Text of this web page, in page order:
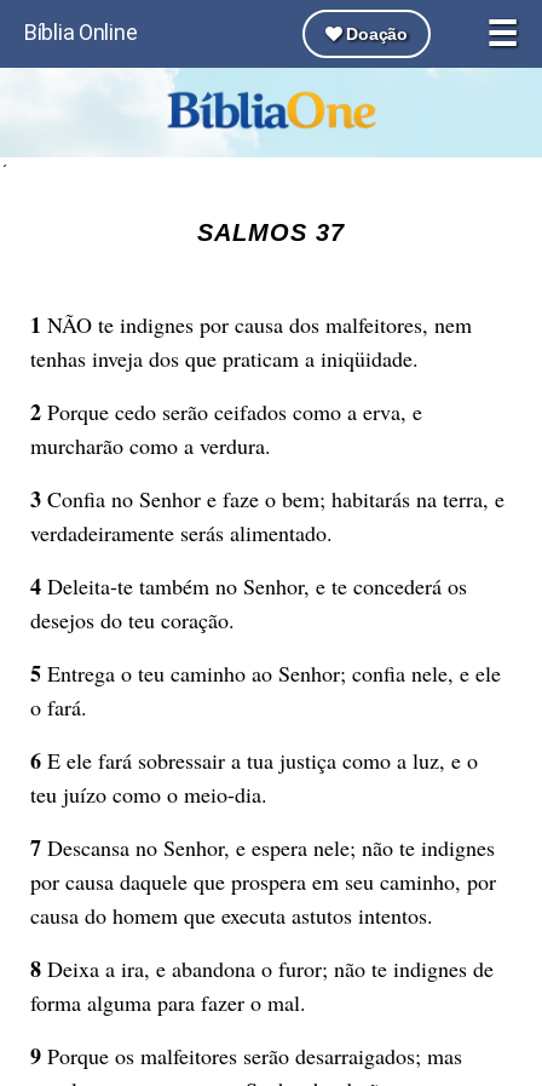
☰
Bíblia Online Doação
´
SALMOS 37
1 NÃO te indignes por causa dos malfeitores, nem
tenhas inveja dos que praticam a iniqüidade.
2Porque cedo serão ceifados como a erva, e
murcharão como a verdura.
3Confia no Senhor e faze o bem; habitarás na terra, e
verdadeiramente serás alimentado.
4Deleita-te também no Senhor, e te concederá os
desejos do teu coração.
5Entrega o teu caminho ao Senhor; confia nele, e ele
o fará.
6E ele fará sobressair a tua justiça como a luz, e o
teu juízo como o meio-dia.
7Descansa no Senhor, e espera nele; não te indignes
por causa daquele que prospera em seu caminho, por
causa do homem que executa astutos intentos.
8Deixa a ira, e abandona o furor; não te indignes de
forma alguma para fazer o mal.
9Porque os malfeitores serão desarraigados; mas